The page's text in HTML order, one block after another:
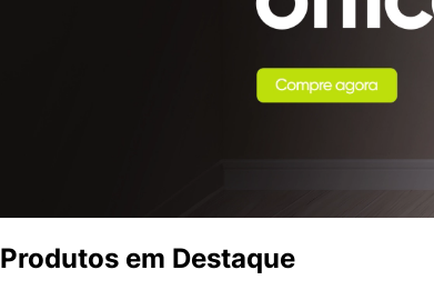
Produtos em Destaque